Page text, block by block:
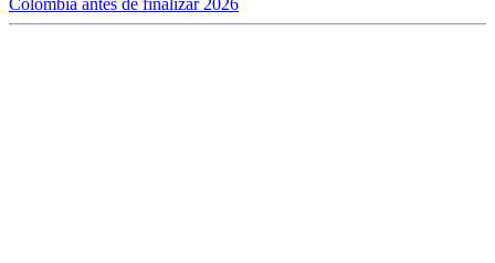
Colombia antes de finalizar 2026